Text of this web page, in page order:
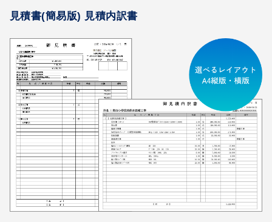
見積書(簡易版) 見積内訳書